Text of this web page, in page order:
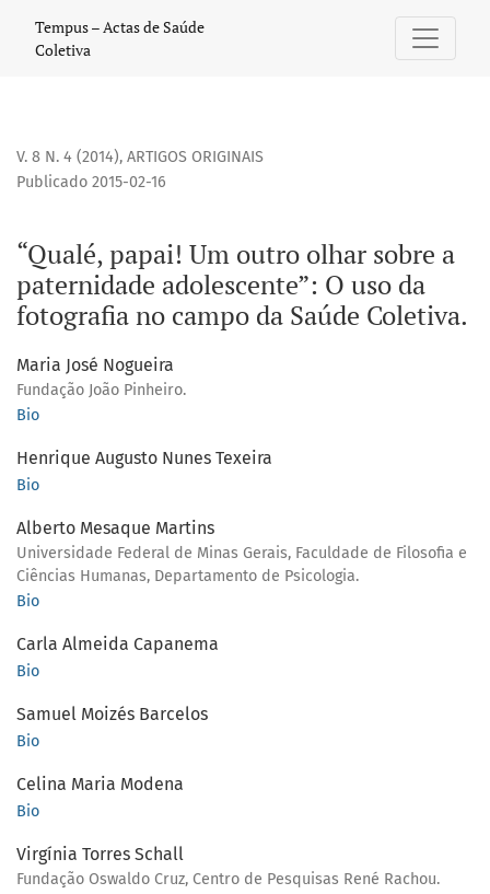
“Qualé, papai! Um outro olhar sobre a paternidade
Tempus – Actas de Saúde
Coletiva
V. 8 N. 4 (2014), ARTIGOS ORIGINAIS
“Qualé, papai! Um outro olhar sobre a
paternidade adolescente”: O uso da
fotografia no campo da Saúde Coletiva.
Publicado 2015-02-16
Maria José Nogueira
Fundação João Pinheiro.
Bio
Henrique Augusto Nunes Texeira
Bio
Alberto Mesaque Martins
Universidade Federal de Minas Gerais, Faculdade de Filosofia e
Ciências Humanas, Departamento de Psicologia.
Bio
Carla Almeida Capanema
Bio
Samuel Moizés Barcelos
Bio
Celina Maria Modena
Bio
Virgínia Torres Schall
Fundação Oswaldo Cruz, Centro de Pesquisas René Rachou.